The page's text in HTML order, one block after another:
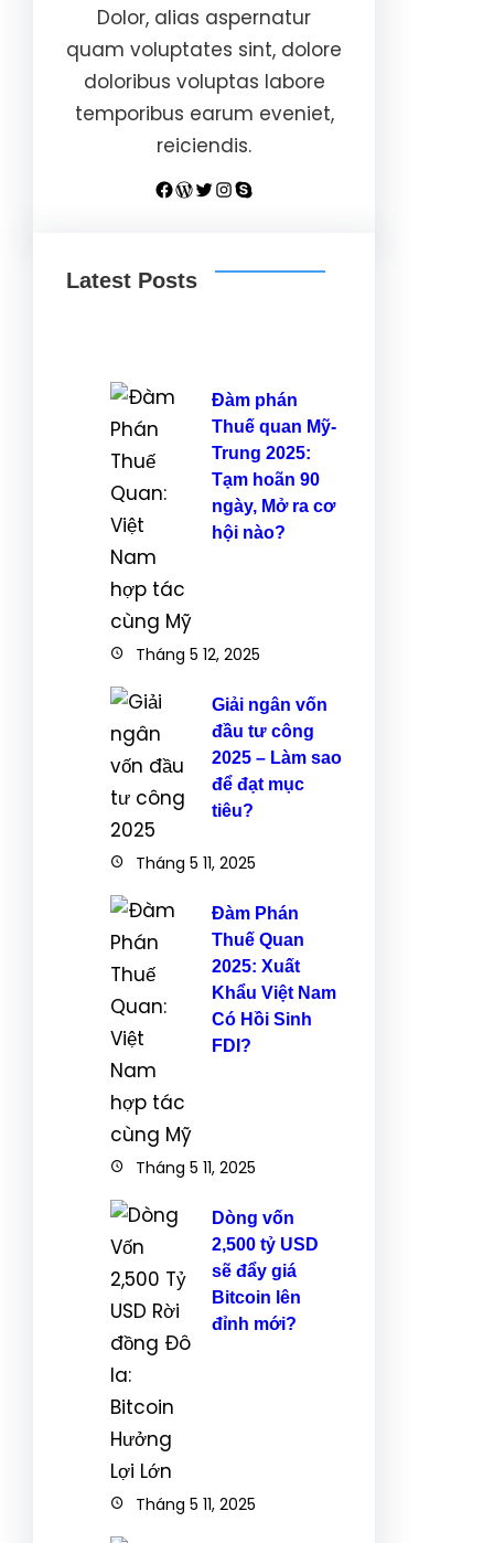
Dolor, alias aspernatur
quam voluptates sint, dolore
doloribus voluptas labore
temporibus earum eveniet,
reiciendis.
Facebook WordPress Twitter InstagramSkype
Latest Posts
Đàm phán
Thuế quan Mỹ-
Trung 2025:
Tạm hoãn 90
ngày, Mở ra cơ
hội nào?
Tháng 5 12, 2025
Giải ngân vốn
đầu tư công
2025 – Làm sao
để đạt mục
tiêu?
Tháng 5 11, 2025
Đàm Phán
Thuế Quan
2025: Xuất
Khẩu Việt Nam
Có Hồi Sinh
FDI?
Tháng 5 11, 2025
Dòng vốn
2,500 tỷ USD
sẽ đẩy giá
Bitcoin lên
đỉnh mới?
Tháng 5 11, 2025